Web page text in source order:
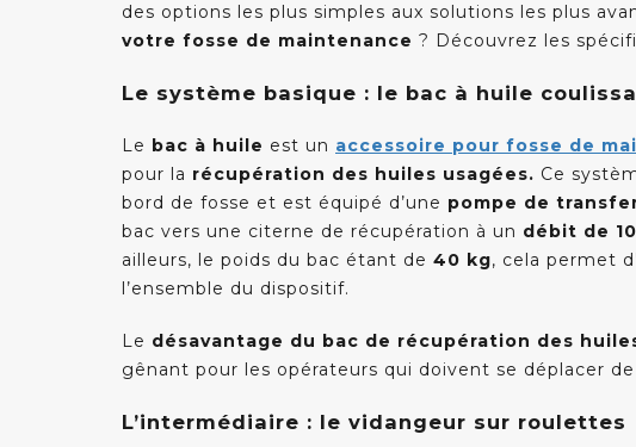
des options les plus simples aux solutions les plus
votre fosse de maintenance ? Découvrez les
Le système basique : le bac à huile
Le bac à huile est un accessoire pour fosse de
pour la récupération des huiles usagées. Ce
bord de fosse et est équipé d’une pompe de
bac vers une citerne de récupération à un débit de
ailleurs, le poids du bac étant de 40 kg, cela permet
l’ensemble du dispositif.
Le désavantage du bac de récupération des
gênant pour les opérateurs qui doivent se déplacer
L’intermédiaire : le vidangeur sur roulettes